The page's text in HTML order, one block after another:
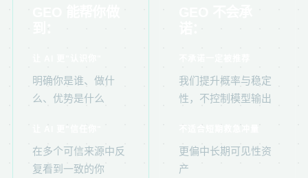
GEO 能帮你做
到：
明确你是谁、做什
么、优势是什么
在多个可信来源中反
复看到一致的你
GEO 不会承
诺：
我们提升概率与稳定
性，不控制模型输出
更偏中长期可见性资
产